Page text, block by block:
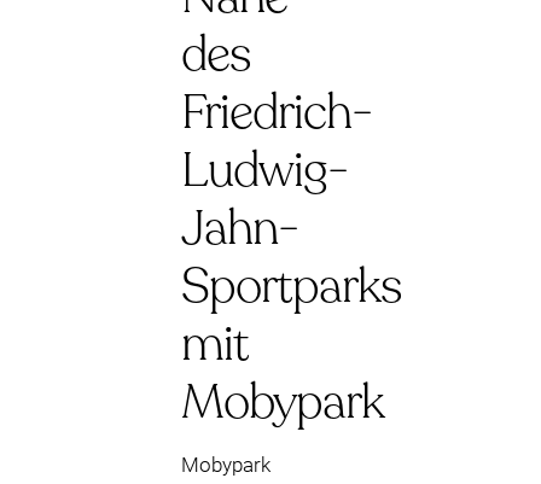
des
Friedrich-
Ludwig-
Jahn-
Sportparks
mit
Mobypark
Mobypark